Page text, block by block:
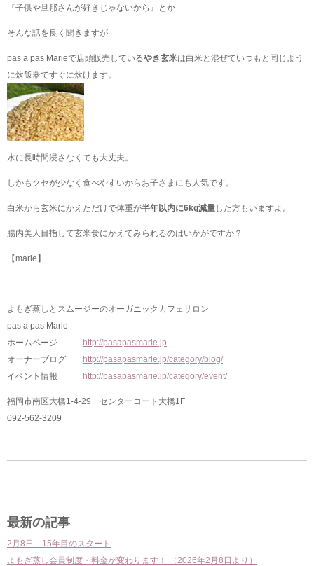
『子供や旦那さんが好きじゃないから』とか
そんな話を良く聞きますが
pas a pas Marieで店頭販売しているやき玄米は白米と混ぜていつもと同じよう
に炊飯器ですぐに炊けます。
水に長時間浸さなくても大丈夫。
しかもクセが少なく食べやすいからお子さまにも人気です。
白米から玄米にかえただけで体重が半年以内に6kg減量した方もいますよ。
腸内美人目指して玄米食にかえてみられるのはいかがですか？
【marie】
よもぎ蒸しとスムージーのオーガニックカフェサロン
pas a pas Marie
ホームページ
http://pasapasmarie.jp
オーナーブログ
http://pasapasmarie.jp/category/blog/
イベント情報
http://pasapasmarie.jp/category/event/
福岡市南区大橋1-4-29 センターコート大橋1F
092-562-3209
最新の記事
2月8日 15年目のスタート
よもぎ蒸し会員制度・料金が変わります！ （2026年2月8日より）